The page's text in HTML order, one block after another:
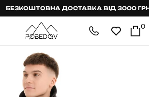
БЕЗКОШТОВНА ДОСТАВКА ВІД 3000 ГРН.
0